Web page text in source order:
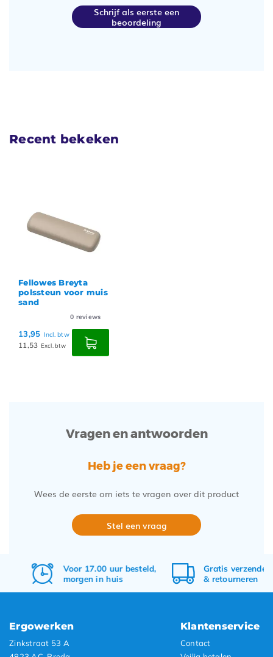
Schrijf als eerste een
beoordeling
Recent bekeken
Fellowes Breyta
polssteun voor muis
sand
0 reviews
13,95 Incl. btw
11,53 Excl. btw
Vragen en antwoorden
Heb je een vraag?
Wees de eerste om iets te vragen over dit product
Stel een vraag
Voor 17.00 uur besteld,
morgen in huis
Gratisverzenden
&retourneren
Ergowerken
Zinkstraat 53 A
Klantenservice
Contact